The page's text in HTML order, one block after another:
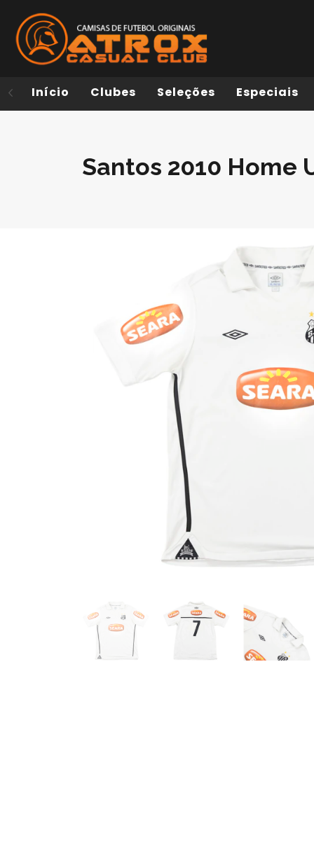
Início Clubes Seleções Especiais
Santos 2010 Home